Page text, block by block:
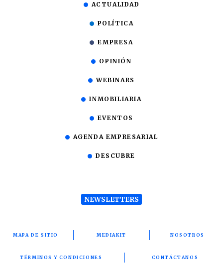
ACTUALIDAD
POLÍTICA
EMPRESA
OPINIÓN
WEBINARS
INMOBILIARIA
EVENTOS
AGENDA EMPRESARIAL
DESCUBRE
NEWSLETTERS
MAPA DE SITIO MEDIAKIT NOSOTROS
TÉRMINOS Y CONDICIONES CONTÁCTANOS